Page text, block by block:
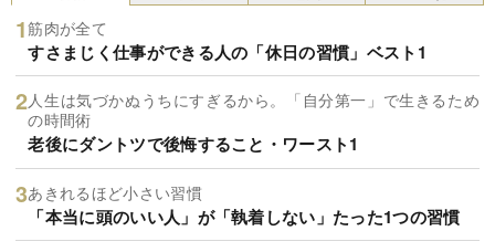
筋肉が全て
すさまじく仕事ができる人の「休日の習慣」ベスト1
人生は気づかぬうちにすぎるから。「自分第一」で生きるため
の時間術
老後にダントツで後悔すること・ワースト1
あきれるほど小さい習慣
「本当に頭のいい人」が「執着しない」たった1つの習慣